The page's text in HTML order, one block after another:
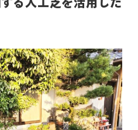
る人工芝を活用した